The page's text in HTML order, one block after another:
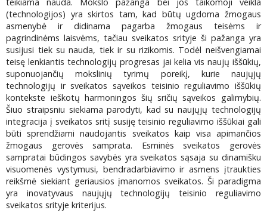
teikiama nauda. Mokslo pažanga bei jos taikomoji veikla
(technologijos) yra skirtos tam, kad būtų ugdoma žmogaus
asmenybė ir didinama pagarba žmogaus teisėms ir
pagrindinėms laisvėms, tačiau sveikatos srityje ši pažanga yra
susijusi tiek su nauda, tiek ir su rizikomis. Todėl neišvengiamai
teisę lenkiantis technologijų progresas jai kelia vis naujų iššūkių,
suponuojančių mokslinių tyrimų poreikį, kurie naujųjų
technologijų ir sveikatos sąveikos teisinio reguliavimo iššūkių
kontekste ieškotų harmoningos šių sričių sąveikos galimybių.
Šiuo straipsniu siekiama parodyti, kad su naujųjų technologijų
integracija į sveikatos sritį susiję teisinio reguliavimo iššūkiai gali
būti sprendžiami naudojantis sveikatos kaip visa apimančios
žmogaus gerovės samprata. Esminės sveikatos gerovės
sampratai būdingos savybės yra sveikatos sąsaja su dinamišku
visuomenės vystymusi, bendradarbiavimo ir asmens įtraukties
reikšmė siekiant geriausios įmanomos sveikatos. Ši paradigma
yra inovatyvaus naujųjų technologijų teisinio reguliavimo
sveikatos srityje kriterijus.